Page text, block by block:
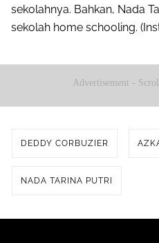
sekolahnya. Bahkan, Nada
sekolah home schooling.
Advertisement -
DEDDY CORBUZIER
NADA TARINA PUTRI